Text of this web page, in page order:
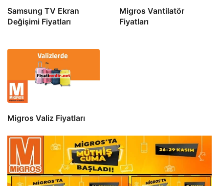
Samsung TV Ekran
Değişimi Fiyatları
Migros Vantilatör
Fiyatları
Migros Valiz Fiyatları